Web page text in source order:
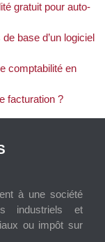
gratuit pour auto-
base d’un logiciel
comptabilité en
facturation ?
à une société
industriels et
ou impôt sur